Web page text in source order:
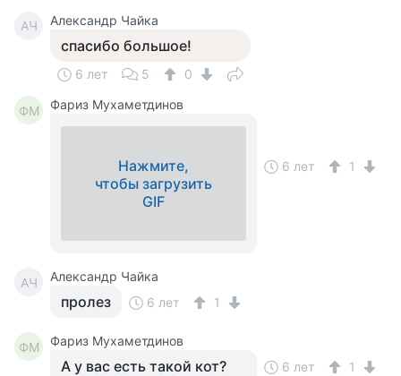
АЧ Александр Чайка
спасибо большое!
6 лет 5 0
ФМ Фариз Мухаметдинов
Нажмите,
чтобы загрузить
GIF
6 лет 1
АЧ Александр Чайка
пролез 6 лет 1
ФМ Фариз Мухаметдинов
А у вас есть такой кот? 6 лет 1